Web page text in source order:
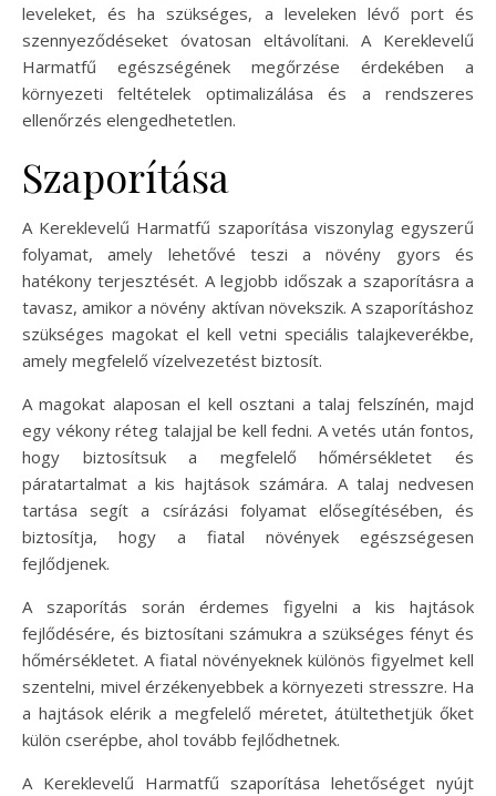
leveleket, és ha szükséges, a leveleken lévő port és
szennyeződéseket óvatosan eltávolítani. A Kereklevelű
Harmatfű egészségének megőrzése érdekében a
környezeti feltételek optimalizálása és a rendszeres
ellenőrzés elengedhetetlen.
Szaporítása
A Kereklevelű Harmatfű szaporítása viszonylag egyszerű
folyamat, amely lehetővé teszi a növény gyors és
hatékony terjesztését. A legjobb időszak a szaporításra a
tavasz, amikor a növény aktívan növekszik. A szaporításhoz
szükséges magokat el kell vetni speciális talajkeverékbe,
amely megfelelő vízelvezetést biztosít.
A magokat alaposan el kell osztani a talaj felszínén, majd
egy vékony réteg talajjal be kell fedni. A vetés után fontos,
hogy biztosítsuk a megfelelő hőmérsékletet és
páratartalmat a kis hajtások számára. A talaj nedvesen
tartása segít a csírázási folyamat elősegítésében, és
biztosítja, hogy a fiatal növények egészségesen
fejlődjenek.
A szaporítás során érdemes figyelni a kis hajtások
fejlődésére, és biztosítani számukra a szükséges fényt és
hőmérsékletet. A fiatal növényeknek különös figyelmet kell
szentelni, mivel érzékenyebbek a környezeti stresszre. Ha
a hajtások elérik a megfelelő méretet, átültethetjük őket
külön cserépbe, ahol tovább fejlődhetnek.
A Kereklevelű Harmatfű szaporítása lehetőséget nyújt